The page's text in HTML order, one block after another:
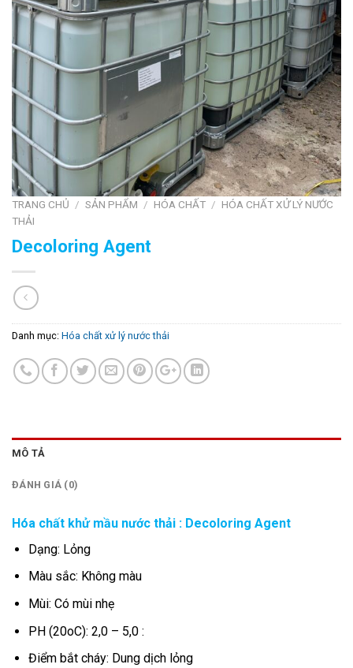
TRANG CHỦ / SẢN PHẨM / HÓA CHẤT / HÓA CHẤT XỬ LÝ NƯỚC
THẢI
Decoloring Agent
Danh mục: Hóa chất xử lý nước thải
MÔ TẢ
ĐÁNH GIÁ (0)
Hóa chất khử mầu nước thải : Decoloring Agent
Dạng: Lỏng
Màu sắc: Không màu
Mùi: Có mùi nhẹ
PH (20oC): 2,0 – 5,0 :
Điểm bắt cháy: Dung dịch lỏng